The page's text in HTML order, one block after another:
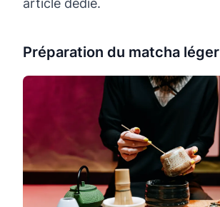
article dédié.
Préparation du matcha léger